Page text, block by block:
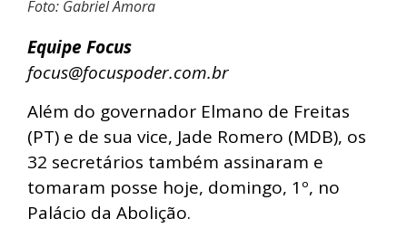
Foto: Gabriel Amora
Equipe Focus
focus@focuspoder.com.br
Além do governador Elmano de Freitas
(PT) e de sua vice, Jade Romero (MDB), os
32 secretários também assinaram e
tomaram posse hoje, domingo, 1º, no
Palácio da Abolição.